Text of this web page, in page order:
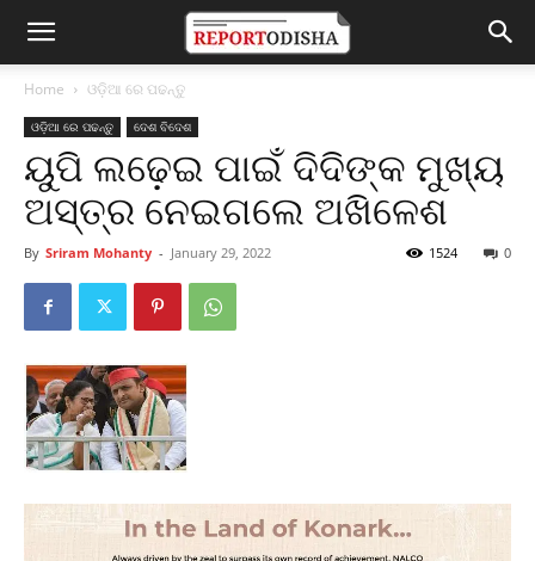
Home ଓଡ଼ିଆ ରେ ପଢନ୍ତୁ
ଓଡ଼ିଆ ରେ ପଢନ୍ତୁ ଦେଶ ବିଦେଶ
ୟୁପି ଲଢ଼େଇ ପାଇଁ ଦିଦିଙ୍କ ମୁଖ୍ୟ
ଅସ୍ତ୍ର ନେଇଗଲେ ଅଖିଳେଶ
By Sriram Mohanty - January 29, 2022 0
1524